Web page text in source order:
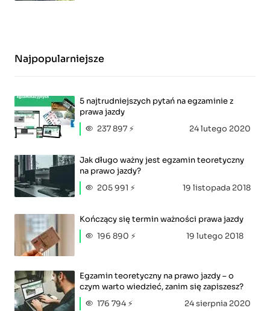
Najpopularniejsze
5 najtrudniejszych pytań na egzaminie z
prawa jazdy
237 897 ⚡
24 lutego 2020
Jak długo ważny jest egzamin teoretyczny
na prawo jazdy?
205 991 ⚡
19 listopada 2018
Kończący się termin ważności prawa jazdy
196 890 ⚡
19 lutego 2018
Egzamin teoretyczny na prawo jazdy – o
czym warto wiedzieć, zanim się zapiszesz?
176 794 ⚡
24 sierpnia 2020